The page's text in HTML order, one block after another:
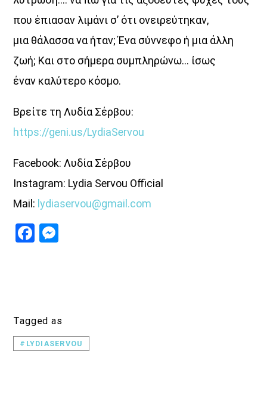
που έπιασαν λιμάνι σ’ ότι ονειρεύτηκαν,
μια θάλασσα να ήταν; Ένα σύννεφο ή μια άλλη
ζωή; Και στο σήμερα συμπληρώνω… ίσως
έναν καλύτερο κόσμο.
Βρείτε τη Λυδία Σέρβου:
https://geni.us/LydiaServou
Facebook: Λυδία Σέρβου
Instagram: Lydia Servou Official
Mail: lydiaservou@gmail.com
Facebook
Tagged as
#LYDIASERVOU